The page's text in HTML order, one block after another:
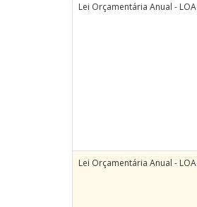
Lei Orçamentária Anual - LOA
Lei Orçamentária Anual - LOA